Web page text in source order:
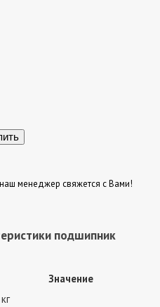
менеджер свяжется с Вами!
подшипник
Значение